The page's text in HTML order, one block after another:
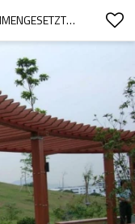
NEUER ENTWURF SCHÖNER ZUSAMMENGESETZTER GAZEBOENTWURF